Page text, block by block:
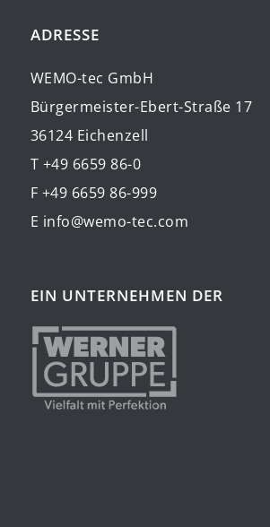
ADRESSE
WEMO-tec GmbH
Bürgermeister-Ebert-Straße 17
36124 Eichenzell
T +49 6659 86-0
F +49 6659 86-999
E info@wemo-tec.com
EIN UNTERNEHMEN DER